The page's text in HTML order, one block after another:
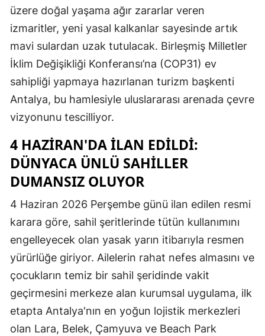
Erzincan
Erzurum
Eskişehir
Gaziantep
Giresun
Hakkari
Isparta
Mersin
İstanbul
İzmir
Kars
Kastamonu
üzere doğal yaşama ağır zararlar veren
izmaritler, yeni yasal kalkanlar sayesinde artık
mavi sulardan uzak tutulacak. Birleşmiş Milletler
İklim Değişikliği Konferansı’na (COP31) ev
sahipliği yapmaya hazırlanan turizm başkenti
Antalya, bu hamlesiyle uluslararası arenada çevre
vizyonunu tescilliyor.
4 HAZIRAN'DA İLAN EDILDI:
DÜNYACA ÜNLÜ SAHILLER
DUMANSIZ OLUYOR
4 Haziran 2026 Perşembe günü ilan edilen resmi
karara göre, sahil şeritlerinde tütün kullanımını
engelleyecek olan yasak yarın itibarıyla resmen
yürürlüğe giriyor. Ailelerin rahat nefes almasını ve
çocukların temiz bir sahil şeridinde vakit
geçirmesini merkeze alan kurumsal uygulama, ilk
etapta Antalya'nın en yoğun lojistik merkezleri
olan Lara, Belek, Çamyuva ve Beach Park